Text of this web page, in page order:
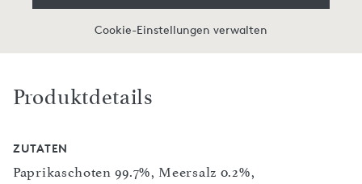
Cookie-Einstellungen verwalten
Produktdetails
ZUTATEN
Paprikaschoten 99.7%, Meersalz 0.2%,